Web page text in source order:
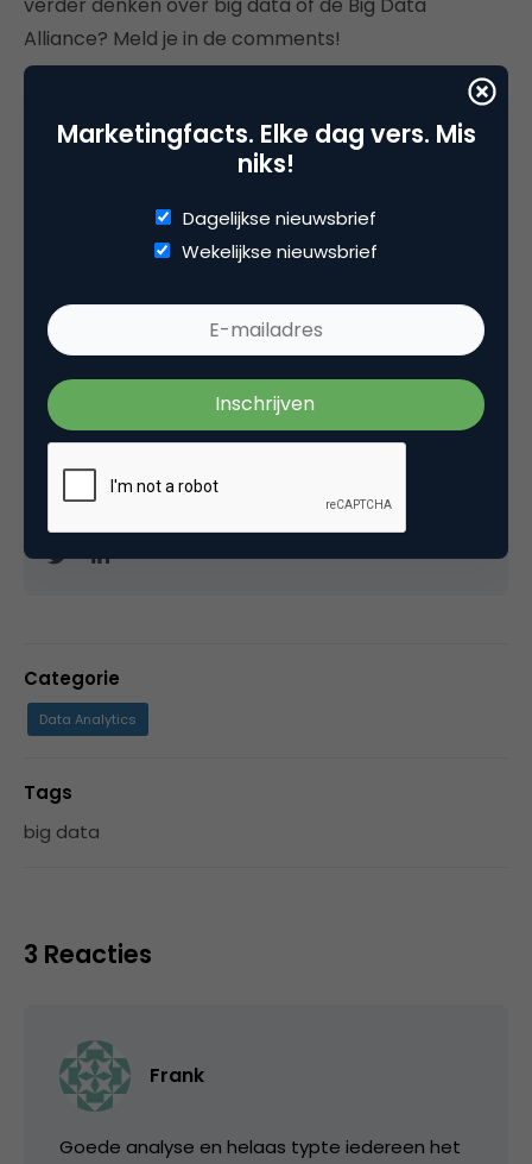
Alliance? Meld je in de comments!
Bas Brand
Brand positioning, partnerships &
marketing leader bij
Bas Brand helpt ambitieuze merken om hun
eigen koers te varen.
Categorie
Data Analytics
Tags
big data
3 Reacties
Frank
Goede analyse en helaas typte iedereen het
Marketingfacts. Elke dag vers. Mis
niks!
Dagelijkse nieuwsbrief
Wekelijkse nieuwsbrief